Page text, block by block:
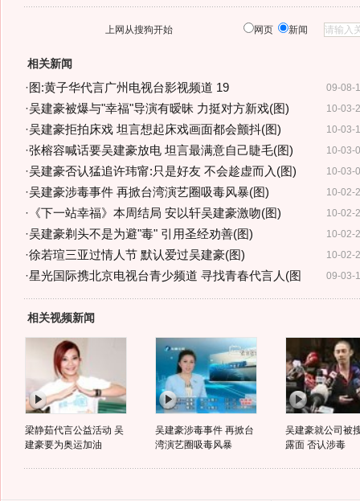
上网从搜狗开始 网页 新闻
相关新闻
09-08-
· 图:黄子华代言广州电视台影视频道 19
10-03-
·吴建豪被爆与"幸福"导演有暧昧 力挺对方新戏(图)
10-03-
·吴建豪拒拍床戏 坦言想起床戏画面都会颤抖(图)
10-03-
·张榕容喊话要吴建豪放电 坦言最满意自己睫毛(图)
10-03-
·吴建豪否认猛追许玮甯:只是好友 不会趁虚而入(图)
10-02-
·吴建豪涉毒事件 再掀台湾演艺圈吸毒风暴(图)
10-02-
· 《下一站幸福》本周结局 安以轩吴建豪激吻(图)
10-02-
·吴建豪剃头不是为避"毒" 引用圣经劝善(图)
10-02-
·徐若瑄三亚过情人节 默认爱过吴建豪(图)
09-03-
·星光国际携北京电视台青少频道 寻找青春代言人(图
相关视频新闻
梁静茹代言公益活动 吴
建豪要为奥运加油
吴建豪涉毒事件 再掀台
湾演艺圈吸毒风暴
吴建豪就公司被
露面 否认涉毒